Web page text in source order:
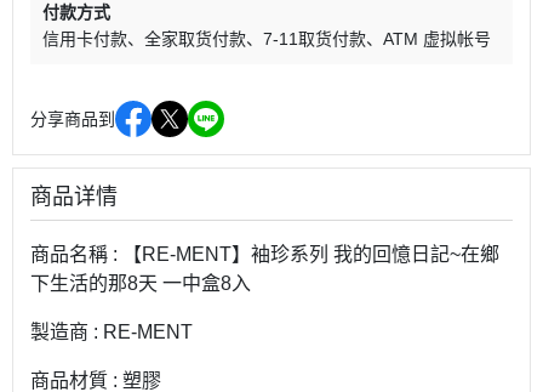
付款方式
信用卡付款
全家取货付款 7-11取货付款 ATM 虚拟帐号
分享商品到
商品详情
商品名稱 : 【RE-MENT】袖珍系列 我的回憶日記~在鄉
下生活的那8天 一中盒8入
製造商 : RE-MENT
商品材質 : 塑膠